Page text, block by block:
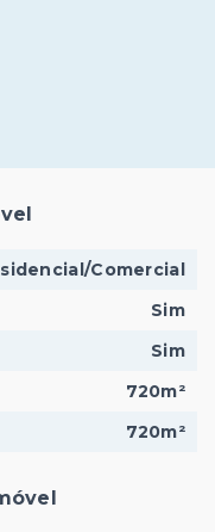
Comercial
Sim
Sim
720m²
720m²